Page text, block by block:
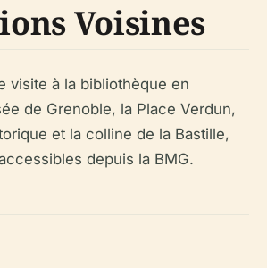
Voisines
visite à la bibliothèque en
de Grenoble, la Place Verdun,
et la colline de la Bastille,
depuis la BMG.